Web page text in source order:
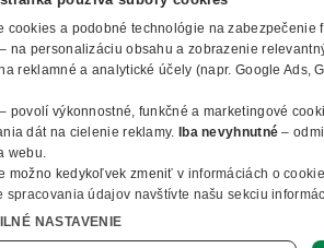
Všetko o nákupe
Obchodné podmienky
Spôsoby platby
Záruky, servis a reklamácie
Ochrana osobných údajov
Informácie o cookies
Ako nakupovať
SLUŽBY
Reklamačný formulár
E-procurement
Vlastná výroba nábytku
Vyhlásenie o prístupnosti
O FIRME
O nás
Kontakty
Členstvo v organizáciach
B2B Partner ČR
© 2010 - 2026 B2B Partner s.r.o. - Všetky
Profesionálny e-shop na mieru
cookies a podobné technológie na zabezpečenie
na personalizáciu obsahu a zobrazenie
reklamné a analytické účely (napr. Google Ads,
povolí výkonnostné, funkčné a marketingové
dát na cielenie reklamy.
Iba nevyhnutné –
webu.
možno kedykoľvek zmeniť v informáciách o
spracovania údajov navštívte našu sekciu
NASTAVENIE